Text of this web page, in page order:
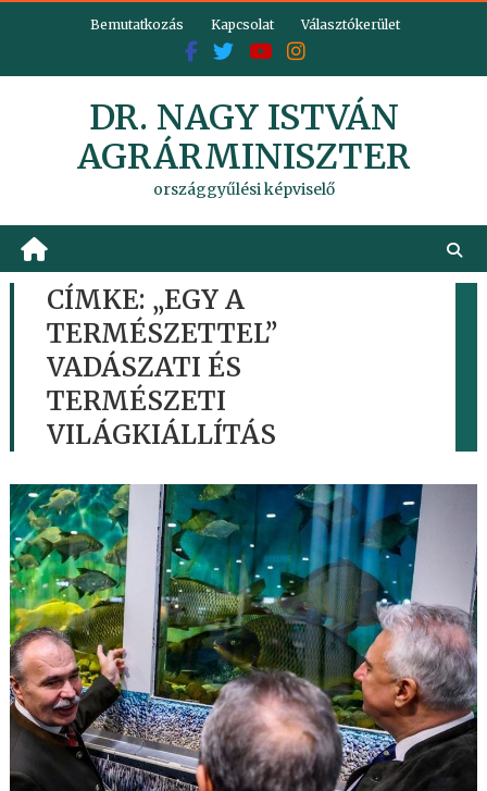
Bemutatkozás Kapcsolat Választókerület
DR. NAGY ISTVÁN
AGRÁRMINISZTER
országgyűlési képviselő
CÍMKE: „EGY A
TERMÉSZETTEL”
VADÁSZATI ÉS
TERMÉSZETI
VILÁGKIÁLLÍTÁS